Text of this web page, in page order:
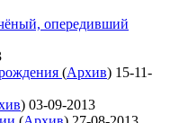
опередивший
(Архив) 15-11-
) 03-09-2013